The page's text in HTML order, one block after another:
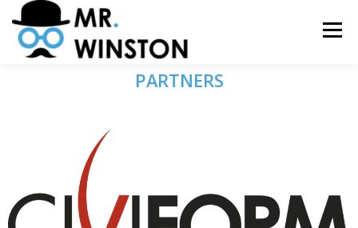
Menù
PARTNERS